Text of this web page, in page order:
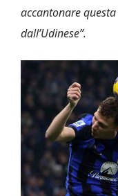
accantonare
dall’Udinese”.